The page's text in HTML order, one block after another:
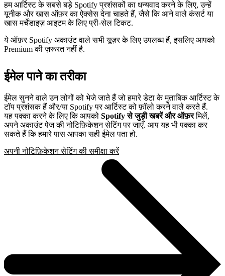
हम आर्टिस्ट के सबसे बड़े Spotify प्रशंसकों का धन्यवाद करने के लिए, उन्हें
यूनीक और खास ऑफ़र का ऐक्सेस देना चाहते हैं, जैसे कि आने वाले कंसर्ट या
खास मर्चेंडाइज़ आइटम के लिए प्री-सेल टिकट.
ये ऑफ़र Spotify अकाउंट वाले सभी यूज़र के लिए उपलब्ध हैं, इसलिए आपको
Premium की ज़रूरत नहीं है.
ईमेल पाने का तरीका
ईमेल सुनने वाले उन लोगों को भेजे जाते हैं जो हमारे डेटा के मुताबिक आर्टिस्ट के
टॉप प्रशंसक हैं और/या Spotify पर आर्टिस्ट को फ़ॉलो करने वाले करते हैं.
यह पक्का करने के लिए कि आपको Spotify से जुड़ी खबरें और ऑफ़रमिलें,
अपने अकाउंट पेज की नोटिफ़िकेशन सेटिंग पर जाएँ. आप यह भी पक्का कर
सकते हैं कि हमारे पास आपका सही ईमेल पता हो.
अपनी नोटिफ़िकेशन सेटिंग की समीक्षा करें